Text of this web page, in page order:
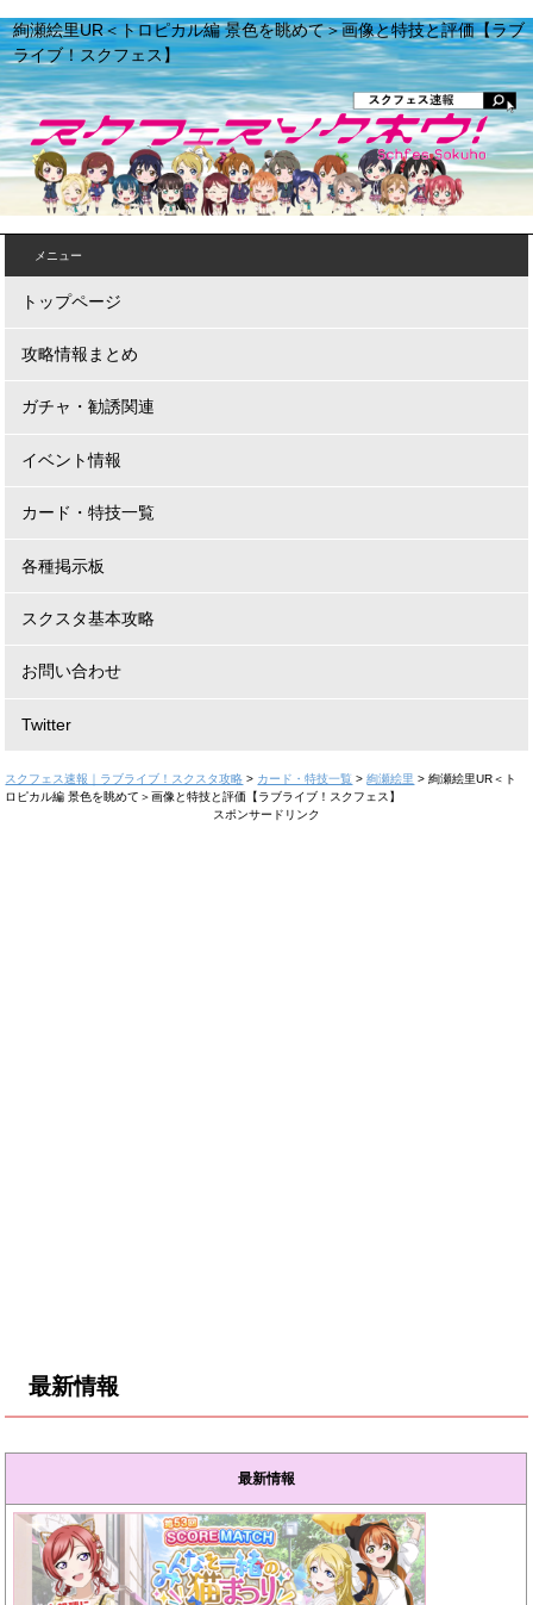
絢瀬絵里UR＜トロピカル編 景色を眺めて＞画像と特技と評価【ラブ
ライブ！スクフェス】
メニュー
トップページ
攻略情報まとめ
ガチャ・勧誘関連
イベント情報
カード・特技一覧
各種掲示板
スクスタ基本攻略
お問い合わせ
Twitter
スクフェス速報｜ラブライブ！スクスタ攻略 > カード・特技一覧 >絢瀬絵里 >絢瀬絵里UR＜ト
ロピカル編 景色を眺めて＞画像と特技と評価【ラブライブ！スクフェス】
スポンサードリンク
最新情報
最新情報